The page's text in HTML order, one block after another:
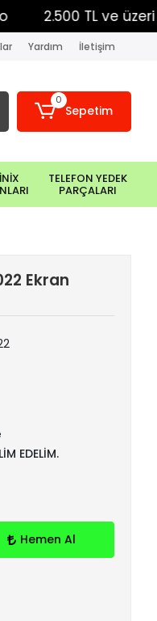
TL ve üzeri →
Yardım İletişim
0
Sepetim
TELEFON YEDEK
PARÇALARI
Ekran
EDELİM.
Hemen Al